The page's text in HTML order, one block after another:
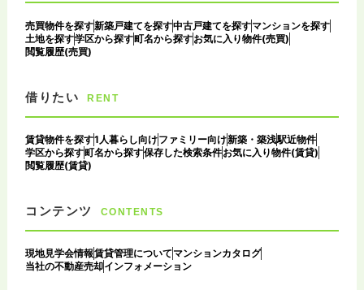
売買物件を探す新築戸建てを探す中古戸建てを探すマンションを探す
土地を探す学区から探す町名から探すお気に入り物件(売買)
閲覧履歴(売買)
借りたい RENT
賃貸物件を探す1人暮らし向けファミリー向け新築・築浅駅近物件
学区から探す町名から探す保存した検索条件お気に入り物件(賃貸)
閲覧履歴(賃貸)
コンテンツ CONTENTS
現地見学会情報賃貸管理について マンションカタログ
当社の不動産売却インフォメーション